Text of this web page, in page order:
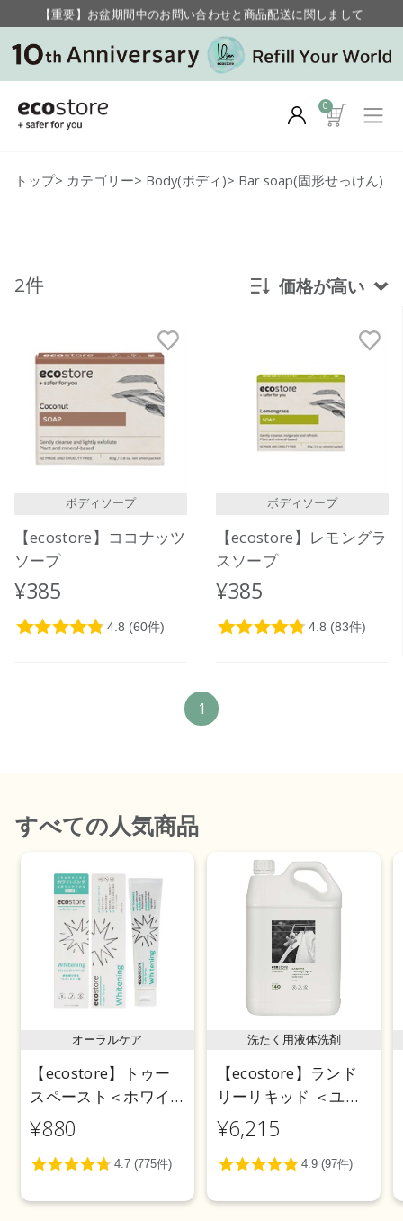
【重要】お盆期間中のお問い合わせと商品配送に関しまして
毎月お得にポイントが貯まる！ “月のポイントアップデー”
0
トップ> カテゴリー> Body(ボディ)> Bar soap(固形せっけん)
2件 価格が高い
価格が安い
価格が高い
レビュー評価が高い順
人気順
ボディソープ
【ecostore】ココナッツ
ソープ
¥385
ボディソープ
【ecostore】レモングラ
スソープ
¥385
1
すべての人気商品
オーラルケア
【ecostore】トゥー
スペースト＜ホワイ
トニング＞ 100g
¥880
洗たく用液体洗剤
【ecostore】ランド
リーリキッド ＜ユー
カリ＞ 5L
¥6,215